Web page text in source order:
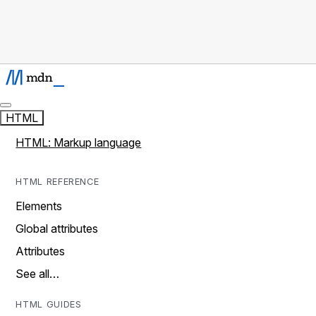
HTML
HTML: Markup language
HTML REFERENCE
Elements
Global attributes
Attributes
See all…
HTML GUIDES